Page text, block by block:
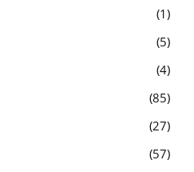
1
5
4
85
27
57